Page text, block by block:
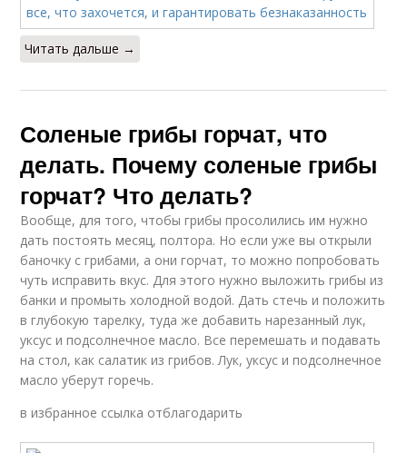
Читать дальше →
Соленые грибы горчат, что
делать. Почему соленые грибы
горчат? Что делать?
Вообще, для того, чтобы грибы просолились им нужно
дать постоять месяц, полтора. Но если уже вы открыли
баночку с грибами, а они горчат, то можно попробовать
чуть исправить вкус. Для этого нужно выложить грибы из
банки и промыть холодной водой. Дать стечь и положить
в глубокую тарелку, туда же добавить нарезанный лук,
уксус и подсолнечное масло. Все перемешать и подавать
на стол, как салатик из грибов. Лук, уксус и подсолнечное
масло уберут горечь.
в избранное ссылка отблагодарить